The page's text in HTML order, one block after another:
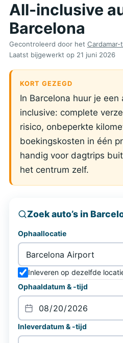
Over Cardamar
All-inclusive
Barcelona
Gecontroleerd door het Cardamar-
Laatst bijgewerkt op 21 juni 2026
KORT GEZEGD
In Barcelona huur je
inclusive: complete
risico, onbeperkte
boekingskosten in één
handig voor dagtrips
het centrum zelf.
Zoek auto’s in
Ophaallocatie
Inleveren op dezelfde
Ophaaldatum & -tijd
Inleverdatum & -tijd